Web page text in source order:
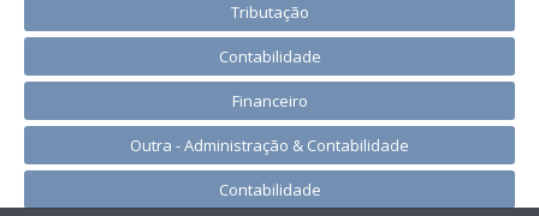
Tributação
Contabilidade
Financeiro
Outra - Administração & Contabilidade
Contabilidade